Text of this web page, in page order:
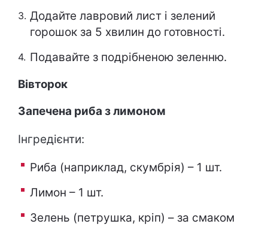
Додайте лавровий лист і зелений
горошок за 5 хвилин до готовності.
Подавайте з подрібненою зеленню.
Вівторок
Запечена риба з лимоном
Інгредієнти:
Риба (наприклад, скумбрія) – 1 шт.
Лимон – 1 шт.
Зелень (петрушка, кріп) – за смаком